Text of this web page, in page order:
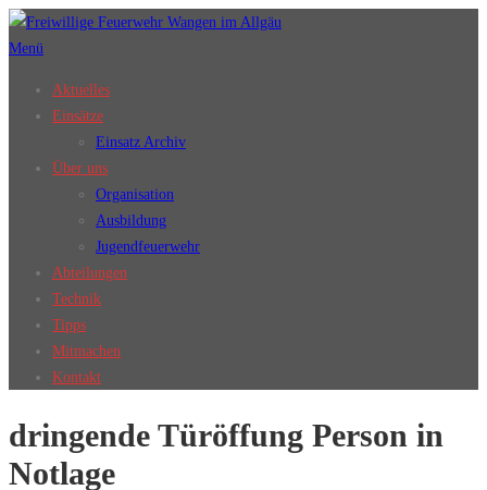
Zum
Inhalt
Menü
Aktuelles
Einsätze
Einsatz Archiv
Über uns
Organisation
Ausbildung
Jugendfeuerwehr
Abteilungen
Technik
Tipps
Mitmachen
Kontakt
dringende Türöffung Person in
Notlage